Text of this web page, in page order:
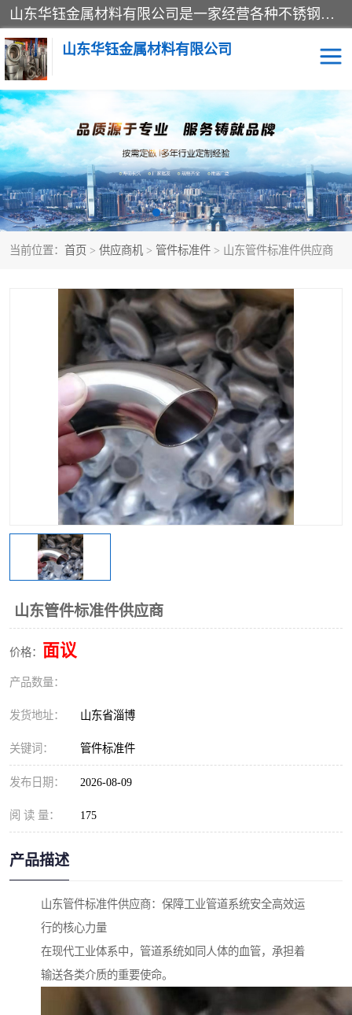
山东华钰金属材料有限公司是一家经营各种不锈钢管材、板材、圆钢、法兰、封头、型材等产品的公司；主营产品有：不锈钢管，激光切割，管件标准件，不锈钢圆钢，不锈钢人孔，不锈钢亮管，不锈钢角钢，不锈钢加工，不锈钢管子，不锈钢工业方管，不锈钢封头，不锈钢法兰，不锈钢阀门，不锈钢槽钢，不锈钢扁钢，不锈钢板等；可为客户制作各种规格的型材及不锈钢配件、非标准件及各种容器具等，能满足客户的不同采购要求。
山东华钰金属材料有限公司
当前位置： 首页 > 供应商机 > 管件标准件 > 山东管件标准件供应商
山东管件标准件供应商
价格： 面议
产品数量：
发货地址： 山东省淄博
关键词： 管件标准件
发布日期： 2026-08-09
阅 读 量： 175
产品描述
山东管件标准件供应商：保障工业管道系统安全高效运
行的核心力量
在现代工业体系中，管道系统如同人体的血管，承担着
输送各类介质的重要使命。
不锈钢管 激光切割
管件标准件 不锈钢圆钢
不锈钢人孔 不锈钢亮管
不锈钢角钢 不锈钢加工
不锈钢板 不锈钢工业方管
不锈钢封头 不锈钢法兰
不锈钢阀门 不锈钢槽钢
不锈钢扁钢